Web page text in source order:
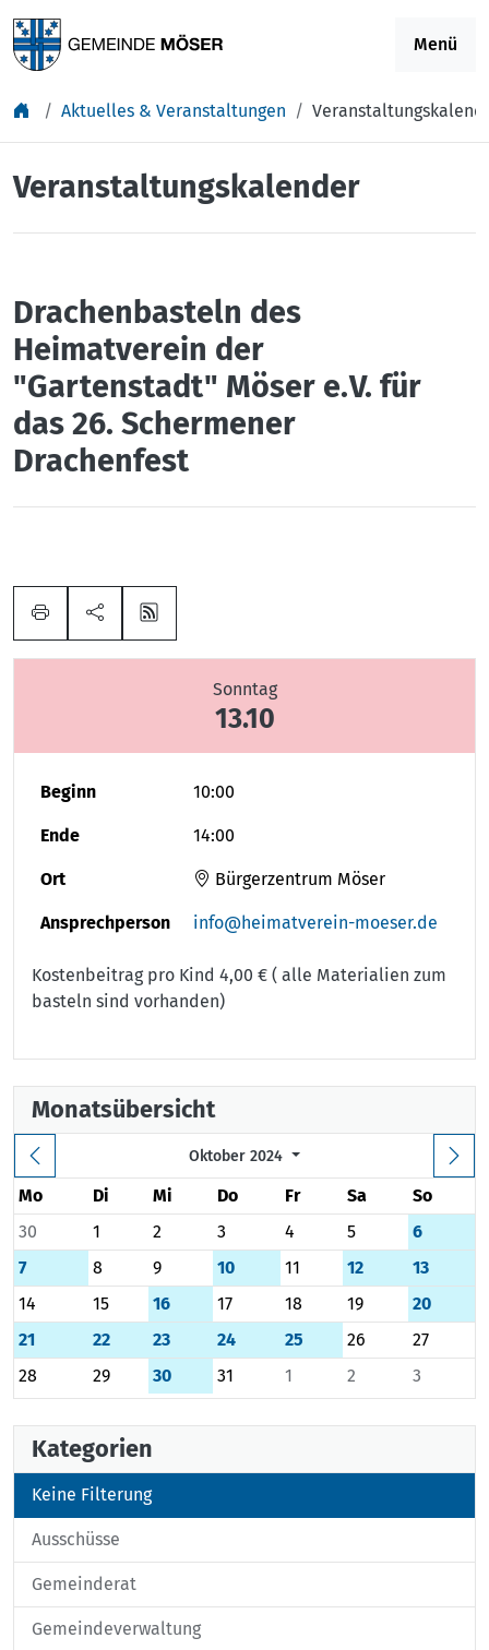
Menü
Aktuelles & Veranstaltungen
Veranstaltungskalender
Drachenbasteln des
Heimatverein der
"Gartenstadt" Möser e.V. für
das 26. Schermener
Drachenfest
Sonntag
13.10
Beginn 10:00
Ende 14:00
Ort Bürgerzentrum Möser
Ansprechperson info@heimatverein-moeser.de
Kostenbeitrag pro Kind 4,00 € ( alle Materialien zum
basteln sind vorhanden)
Monatsübersicht
Oktober 2024
Mo Di Mi Do Fr Sa
So
30
1 2 3 4 5
6
7
8 9 10 11 12
13
14
15 16 17 18 19
20
21
22 23 24 25 26
27
28
29 30 31 1 2 3
Kategorien
Keine Filterung
Ausschüsse
Gemeinderat
Gemeindeverwaltung